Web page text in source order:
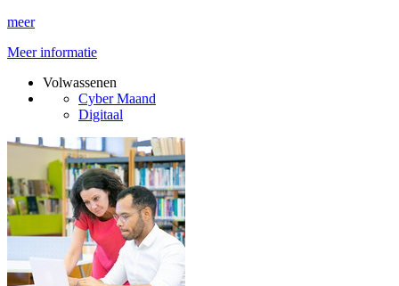
meer
Meer informatie
Volwassenen
Cyber Maand
Digitaal